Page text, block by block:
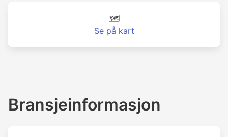
🗺️
Se på kart
Bransjeinformasjon